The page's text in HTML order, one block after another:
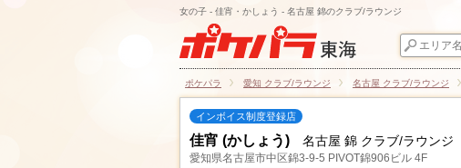
女の子 - 佳宵・かしょう - 名古屋 錦のクラブ/ラウンジ
ポケパラ 愛知 クラブ/ラウンジ 名古屋 クラブ/ラウンジ
インボイス制度登録店
佳宵 (かしょう) 名古屋 錦 クラブ/ラウンジ
愛知県名古屋市中区錦3-9-5 PIVOT錦906ビル 4F